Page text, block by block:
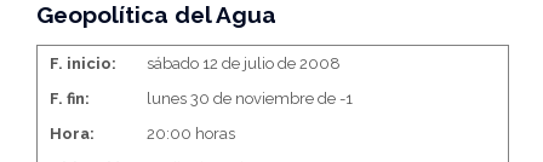
Geopolítica del Agua
F. inicio:
sábado 12 de julio de 2008
F. fin:
lunes 30 de noviembre de -1
Hora:
20:00 horas